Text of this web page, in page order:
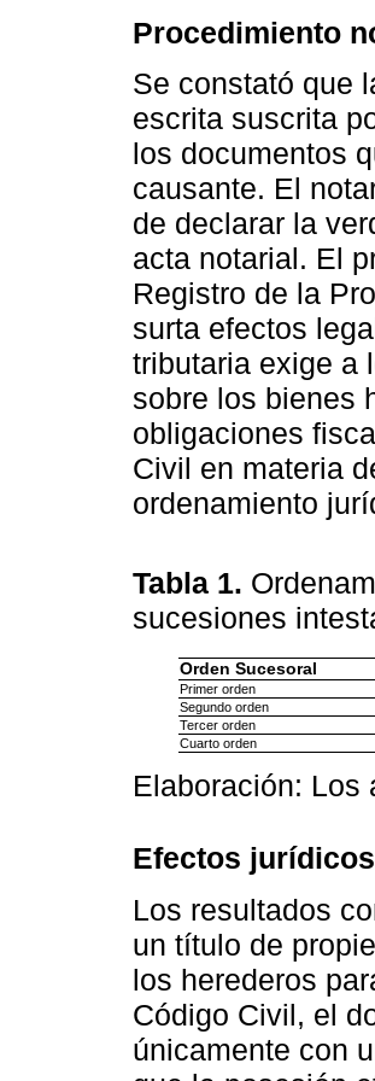
Procedimiento
Se constató que
escrita suscrita
los documentos
causante. El
de declarar la
acta notarial. El
Registro de la
surta efectos
tributaria exige a
sobre los bienes
obligaciones
Civil en materia
ordenamiento
Tabla 1.
sucesiones
Orden Sucesoral
Primer orden
Segundo orden
Tercer orden
Cuarto orden
Elaboración: Los
Efectos
Los resultados
un título de
los herederos
Código Civil, el
únicamente con